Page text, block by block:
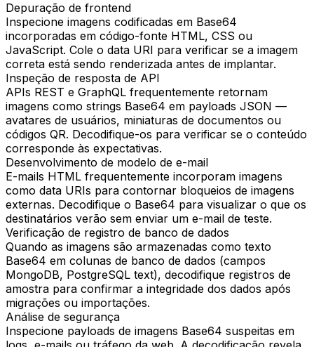
Depuração de frontend
Inspecione imagens codificadas em Base64
incorporadas em código-fonte HTML, CSS ou
JavaScript. Cole o data URI para verificar se a imagem
correta está sendo renderizada antes de implantar.
Inspeção de resposta de API
APIs REST e GraphQL frequentemente retornam
imagens como strings Base64 em payloads JSON —
avatares de usuários, miniaturas de documentos ou
códigos QR. Decodifique-os para verificar se o conteúdo
corresponde às expectativas.
Desenvolvimento de modelo de e-mail
E-mails HTML frequentemente incorporam imagens
como data URIs para contornar bloqueios de imagens
externas. Decodifique o Base64 para visualizar o que os
destinatários verão sem enviar um e-mail de teste.
Verificação de registro de banco de dados
Quando as imagens são armazenadas como texto
Base64 em colunas de banco de dados (campos
MongoDB, PostgreSQL text), decodifique registros de
amostra para confirmar a integridade dos dados após
migrações ou importações.
Análise de segurança
Inspecione payloads de imagens Base64 suspeitas em